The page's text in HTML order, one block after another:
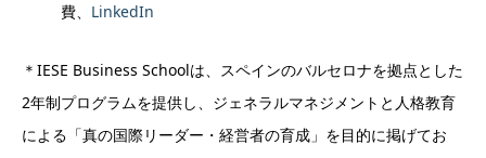
費、 LinkedIn
＊IESE Business Schoolは、スペインのバルセロナを拠点とした
2年制プログラムを提供し、ジェネラルマネジメントと人格教育
による「真の国際リーダー・経営者の育成」を目的に掲げてお